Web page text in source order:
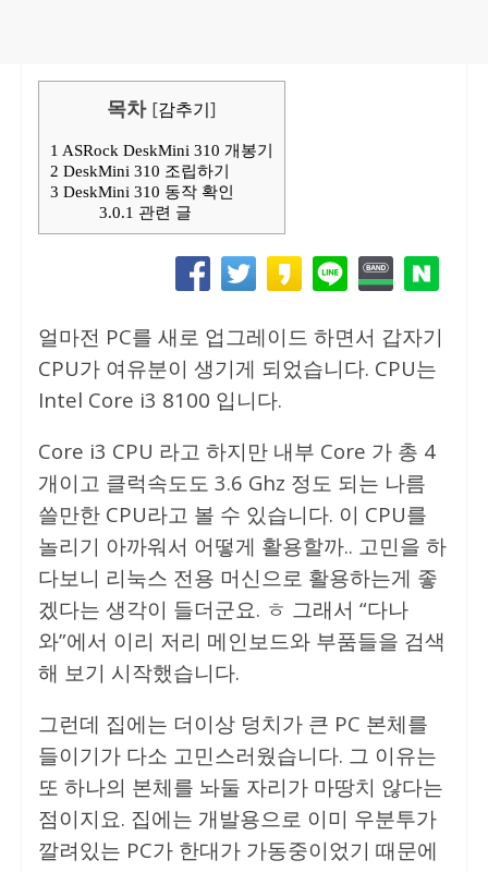
목차 [감추기]
1 ASRock DeskMini 310 개봉기
2 DeskMini 310 조립하기
3 DeskMini 310 동작 확인
3.0.1 관련 글
얼마전 PC를 새로 업그레이드 하면서 갑자기
CPU가 여유분이 생기게 되었습니다. CPU는
Intel Core i3 8100 입니다.
Core i3 CPU 라고 하지만 내부 Core 가 총 4
개이고 클럭속도도 3.6 Ghz 정도 되는 나름
쓸만한 CPU라고 볼 수 있습니다. 이 CPU를
놀리기 아까워서 어떻게 활용할까.. 고민을 하
다보니 리눅스 전용 머신으로 활용하는게 좋
겠다는 생각이 들더군요. ㅎ 그래서 “다나
와”에서 이리 저리 메인보드와 부품들을 검색
해 보기 시작했습니다.
그런데 집에는 더이상 덩치가 큰 PC 본체를
들이기가 다소 고민스러웠습니다. 그 이유는
또 하나의 본체를 놔둘 자리가 마땅치 않다는
점이지요. 집에는 개발용으로 이미 우분투가
깔려있는 PC가 한대가 가동중이었기 때문에